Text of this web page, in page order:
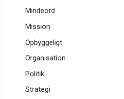
Mindeord
Mission
Opbyggeligt
Organisation
Politik
Strategi